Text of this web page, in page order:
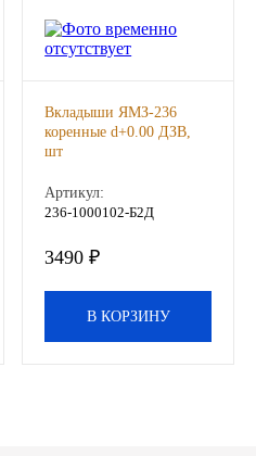
Вкладыши ЯМЗ-236
коренные d+0.00 ДЗВ,
шт
Артикул:
236-1000102-Б2Д
3490 ₽
В КОРЗИНУ